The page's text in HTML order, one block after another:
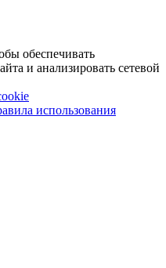
обеспечивать
и анализировать сетевой
использования